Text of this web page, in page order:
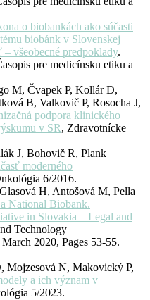
o biobankách ako súčasti
biobánk v Slovenskej
všeobecné predpoklady.
pre medicínsku etiku a
M, Čvapek P, Kollár D,
B, Valkovič P, Rosocha J,
podpora klinického
v SR, Zdravotnícke
J, Bohovič R, Plank
moderného
6/2016.
H, Antošová M, Pella
National Biobank.
in Slovakia – Legal and
Technology
March 2020, Pages 53-55.
Mojzesová N, Makovický P,
a ich význam v
5/2023.